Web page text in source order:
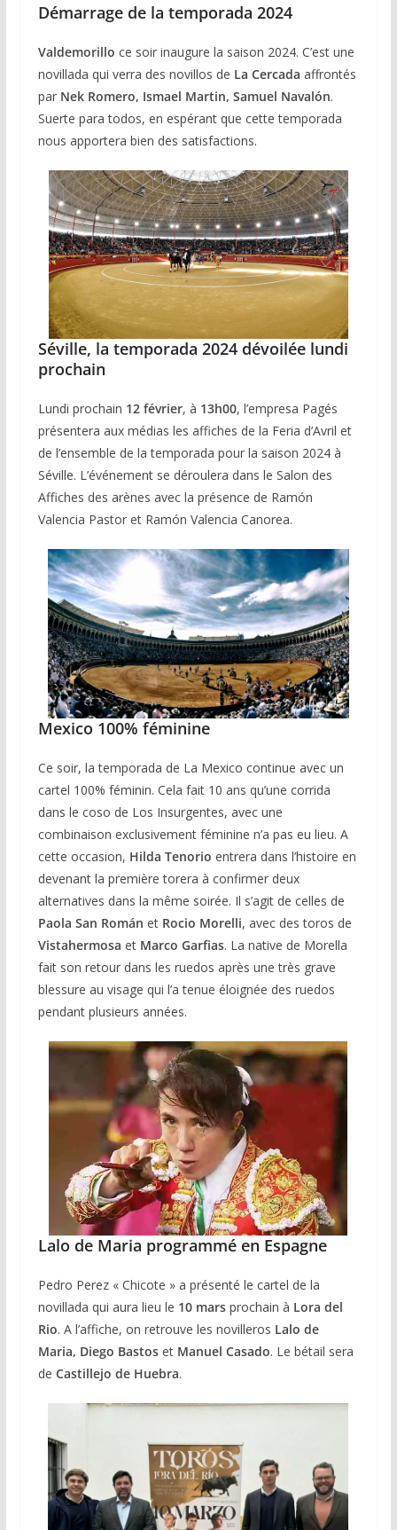
Démarrage de la temporada 2024
Valdemorillo ce soir inaugure la saison 2024. C’est une
novillada qui verra des novillos de La Cercada affrontés
par Nek Romero, Ismael Martin, Samuel Navalón.
Suerte para todos, en espérant que cette temporada
nous apportera bien des satisfactions.
Séville, la temporada 2024 dévoilée lundi
prochain
Lundi prochain 12 février, à 13h00, l’empresa Pagés
présentera aux médias les affiches de la Feria d’Avril et
de l’ensemble de la temporada pour la saison 2024 à
Séville. L’événement se déroulera dans le Salon des
Affiches des arènes avec la présence de Ramón
Valencia Pastor et Ramón Valencia Canorea.
Mexico 100% féminine
Ce soir, la temporada de La Mexico continue avec un
cartel 100% féminin. Cela fait 10 ans qu’une corrida
dans le coso de Los Insurgentes, avec une
combinaison exclusivement féminine n’a pas eu lieu. A
cette occasion, Hilda Tenorio entrera dans l’histoire en
devenant la première torera à confirmer deux
alternatives dans la même soirée. Il s’agit de celles de
Paola San Román etRocio Morelli, avec des toros de
Vistahermosa et Marco Garfias. La native de Morella
fait son retour dans les ruedos après une très grave
blessure au visage qui l’a tenue éloignée des ruedos
pendant plusieurs années.
Lalo de Maria programmé en Espagne
Pedro Perez « Chicote » a présenté le cartel de la
novillada qui aura lieu le 10 marsprochain à Lora del
Rio. A l’affiche, on retrouve les novilleros Lalo de
Maria, Diego Bastoset Manuel Casado. Le bétail sera
de Castillejo de Huebra.